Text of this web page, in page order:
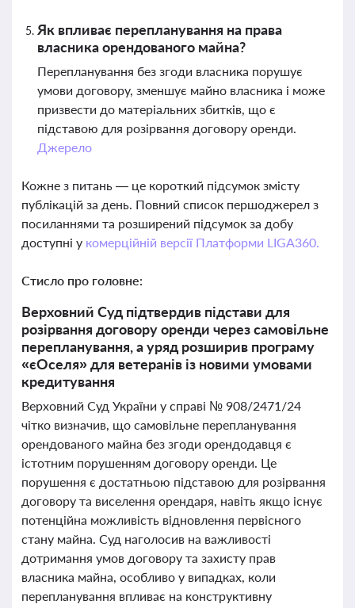
Як впливає перепланування на права
власника орендованого майна?
Перепланування без згоди власника порушує
умови договору, зменшує майно власника і може
призвести до матеріальних збитків, що є
підставою для розірвання договору оренди.
Джерело
Кожне з питань — це короткий підсумок змісту
публікацій за день. Повний список першоджерел з
посиланнями та розширений підсумок за добу
доступні у комерційній версії Платформи LIGA360.
Стисло про головне:
Верховний Суд підтвердив підстави для
розірвання договору оренди через самовільне
перепланування, а уряд розширив програму
«єОселя» для ветеранів із новими умовами
кредитування
Верховний Суд України у справі № 908/2471/24
чітко визначив, що самовільне перепланування
орендованого майна без згоди орендодавця є
істотним порушенням договору оренди. Це
порушення є достатньою підставою для розірвання
договору та виселення орендаря, навіть якщо існує
потенційна можливість відновлення первісного
стану майна. Суд наголосив на важливості
дотримання умов договору та захисту прав
власника майна, особливо у випадках, коли
перепланування впливає на конструктивну